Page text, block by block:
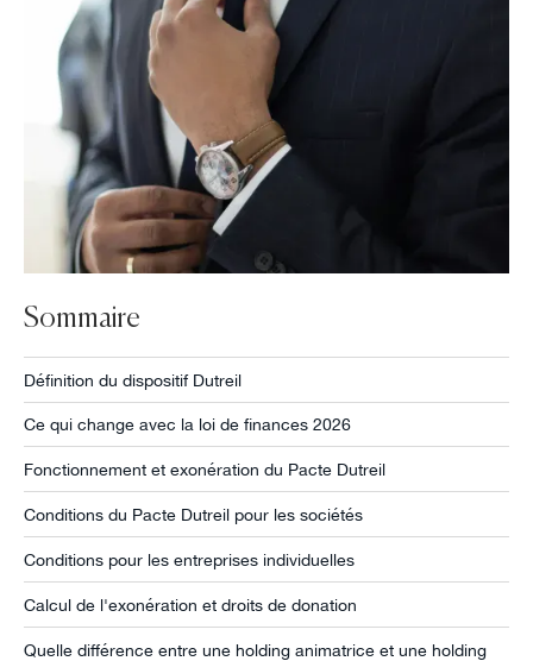
Sommaire
Définition du dispositif Dutreil
Ce qui change avec la loi de finances 2026
Fonctionnement et exonération du Pacte Dutreil
Conditions du Pacte Dutreil pour les sociétés
Conditions pour les entreprises individuelles
Calcul de l'exonération et droits de donation
Quelle différence entre une holding animatrice et une holding